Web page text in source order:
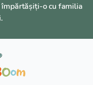
împărtășiți-o cu familia